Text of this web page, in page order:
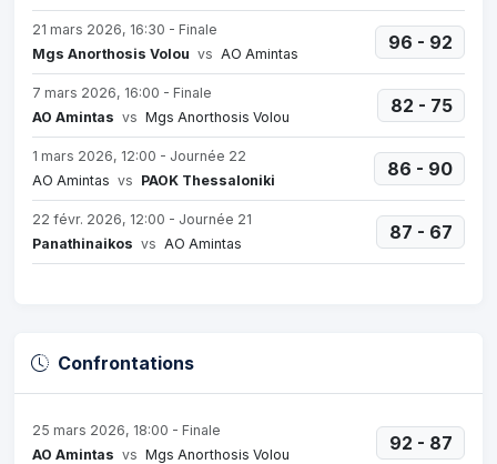
21 mars 2026, 16:30 - Finale
Mgs Anorthosis Volou vs AO Amintas
96 - 92
7 mars 2026, 16:00 - Finale
AO Amintas vs Mgs Anorthosis Volou
82 - 75
1 mars 2026, 12:00 - Journée 22
AO Amintas vs PAOK Thessaloniki
86 - 90
22 févr. 2026, 12:00 - Journée 21
Panathinaikos vs AO Amintas
87 - 67
Confrontations
25 mars 2026, 18:00 - Finale
AO Amintas vs Mgs Anorthosis Volou
92 - 87